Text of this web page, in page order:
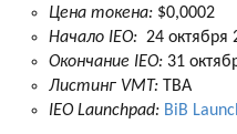
Цена токена: $0,0002
Начало IEO: 24 октября
Окончание IEO: 31
Листинг VMT: TBA
IEO Launchpad: BiB